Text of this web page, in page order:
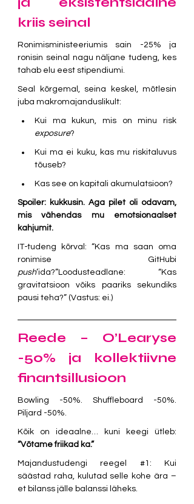
kriis seinal
Ronimisministeeriumis sain -25% ja
ronisin seinal nagu näljane tudeng, kes
tahab elu eest stipendiumi.
Seal kõrgemal, seina keskel, mõtlesin
juba makromajanduslikult:
exposure?
Kui ma ei kuku, kas mu riskitaluvus
tõuseb?
Kas see on kapitali akumulatsioon?
Spoiler: kukkusin. Aga pilet oli odavam,
mis vähendas mu emotsionaalset
kahjumit.
IT-tudeng kõrval: “Kas ma saan oma
push’ida?”Loodusteadlane: “Kas
gravitatsioon võiks paariks sekundiks
pausi teha?” (Vastus: ei.)
Reede – O’Learyse
-50% ja kollektiivne
finantsillusioon
Bowling -50%. Shuffleboard -50%.
Piljard -50%.
“Võtame friikad ka.”
Majandustudengi reegel #1 : Kui
säästad raha, kulutad selle kohe ära –
et bilanss jälle balanssi läheks.